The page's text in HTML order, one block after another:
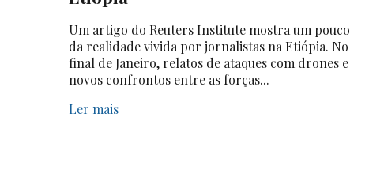
Um artigo do Reuters Institute mostra um pouco
da realidade vivida por jornalistas na Etiópia. No
final de Janeiro, relatos de ataques com drones e
novos confrontos entre as forças...
Ler mais